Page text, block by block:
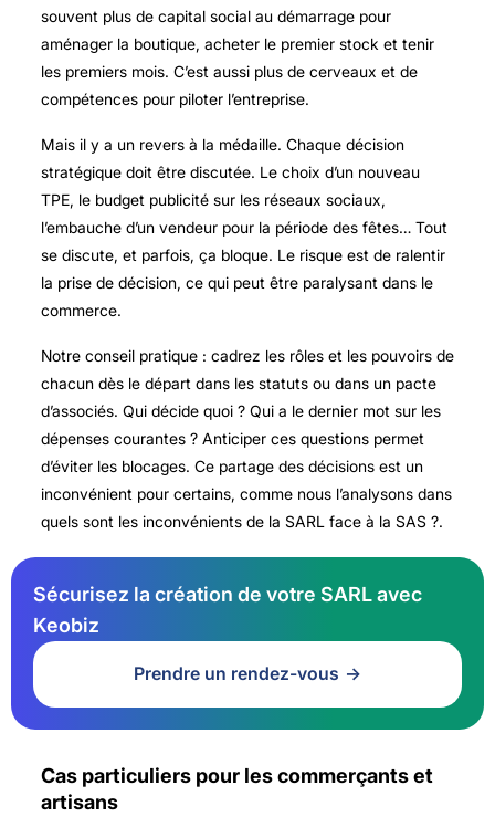
souvent plus de capital social au démarrage pour
aménager la boutique, acheter le premier stock et tenir
les premiers mois. C’est aussi plus de cerveaux et de
compétences pour piloter l’entreprise.
Mais il y a un revers à la médaille. Chaque décision
stratégique doit être discutée. Le choix d’un nouveau
TPE, le budget publicité sur les réseaux sociaux,
l’embauche d’un vendeur pour la période des fêtes… Tout
se discute, et parfois, ça bloque. Le risque est de ralentir
la prise de décision, ce qui peut être paralysant dans le
commerce.
Notre conseil pratique : cadrez les rôles et les pouvoirs de
chacun dès le départ dans les statuts ou dans un pacte
d’associés. Qui décide quoi ? Qui a le dernier mot sur les
dépenses courantes ? Anticiper ces questions permet
d’éviter les blocages. Ce partage des décisions est un
inconvénient pour certains, comme nous l’analysons dans
quels sont les inconvénients de la SARL face à la SAS ?.
Sécurisez la création de votre SARL avec
Keobiz
Prendre un rendez-vous
Cas particuliers pour les commerçants et
artisans